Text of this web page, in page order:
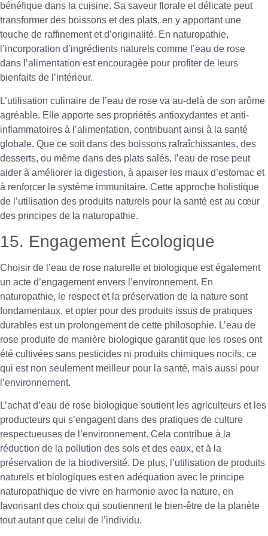
bénéfique dans la cuisine. Sa saveur florale et délicate peut
transformer des boissons et des plats, en y apportant une
touche de raffinement et d’originalité. En naturopathie,
l’incorporation d’ingrédients naturels comme l’eau de rose
dans l’alimentation est encouragée pour profiter de leurs
bienfaits de l’intérieur.
L’utilisation culinaire de l’eau de rose va au-delà de son arôme
agréable. Elle apporte ses propriétés antioxydantes et anti-
inflammatoires à l’alimentation, contribuant ainsi à la santé
globale. Que ce soit dans des boissons rafraîchissantes, des
desserts, ou même dans des plats salés, l’eau de rose peut
aider à améliorer la digestion, à apaiser les maux d’estomac et
à renforcer le système immunitaire. Cette approche holistique
de l’utilisation des produits naturels pour la santé est au cœur
des principes de la naturopathie.
15. Engagement Écologique
Choisir de l’eau de rose naturelle et biologique est également
un acte d’engagement envers l’environnement. En
naturopathie, le respect et la préservation de la nature sont
fondamentaux, et opter pour des produits issus de pratiques
durables est un prolongement de cette philosophie. L’eau de
rose produite de manière biologique garantit que les roses ont
été cultivées sans pesticides ni produits chimiques nocifs, ce
qui est non seulement meilleur pour la santé, mais aussi pour
l’environnement.
L’achat d’eau de rose biologique soutient les agriculteurs et les
producteurs qui s’engagent dans des pratiques de culture
respectueuses de l’environnement. Cela contribue à la
réduction de la pollution des sols et des eaux, et à la
préservation de la biodiversité. De plus, l’utilisation de produits
naturels et biologiques est en adéquation avec le principe
naturopathique de vivre en harmonie avec la nature, en
favorisant des choix qui soutiennent le bien-être de la planète
tout autant que celui de l’individu.